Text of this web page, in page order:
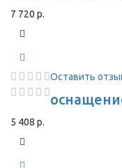
7 720 р.
Оставить
5 408 р.